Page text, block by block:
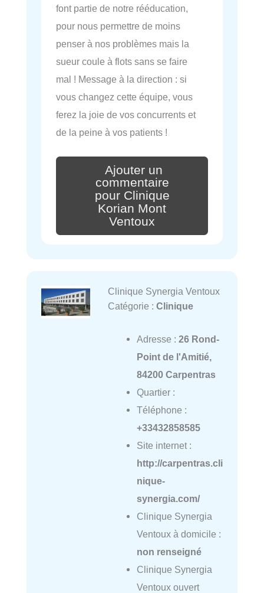
font partie de notre rééducation,
pour nous permettre de moins
penser à nos problèmes mais la
sueur coule à flots sans se faire
mal ! Message à la direction : si
vous changez cette équipe, vous
ferez la joie de vos concurrents et
de la peine à vos patients !
Ajouter un
commentaire
pour Clinique
Korian Mont
Ventoux
Clinique Synergia Ventoux
Catégorie : Clinique
Adresse : 26 Rond-
Point de l'Amitié,
84200 Carpentras
Quartier :
Téléphone :
+33432858585
Site internet :
http://carpentras.cli
nique-
synergia.com/
Clinique Synergia
Ventoux à domicile :
non renseigné
Clinique Synergia
Ventoux ouvert